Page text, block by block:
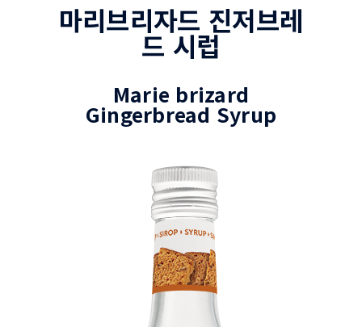
마리브리자드 진저브레
드 시럽
Marie brizard
Gingerbread Syrup